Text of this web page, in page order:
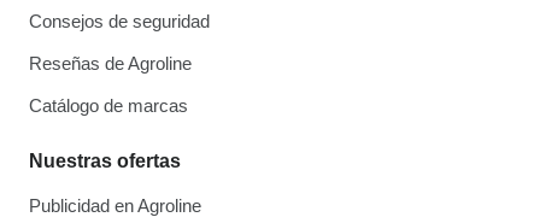
Consejos de seguridad
Reseñas de Agroline
Catálogo de marcas
Nuestras ofertas
Publicidad en Agroline